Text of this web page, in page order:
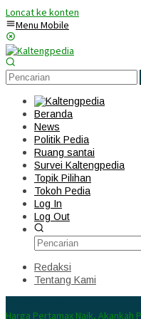
Loncat ke konten
Menu Mobile
Beranda
News
Politik Pedia
Ruang santai
Survei Kaltengpedia
Topik Pilihan
Tokoh Pedia
Log In
Log Out
Redaksi
Tentang Kami
Harga Pertamax Naik, Akankah